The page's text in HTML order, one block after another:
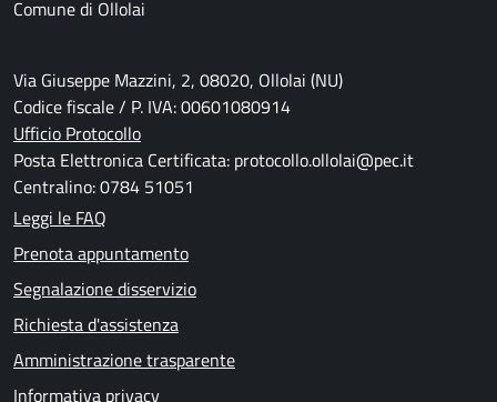
Comune di Ollolai
Via Giuseppe Mazzini, 2, 08020, Ollolai (NU)
Codice fiscale / P. IVA: 00601080914
Ufficio Protocollo
Posta Elettronica Certificata: protocollo.ollolai@pec.it
Centralino: 0784 51051
Leggi le FAQ
Prenota appuntamento
Segnalazione disservizio
Richiesta d'assistenza
Amministrazione trasparente
Informativa privacy